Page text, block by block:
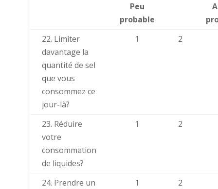
Peu
probable
22. Limiter
davantage la
quantité de sel
que vous
consommez ce
jour-là?
1 2
23. Réduire
votre
consommation
de liquides?
1 2
24. Prendre un
1 2